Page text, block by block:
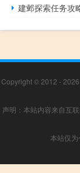
建邺探索任务攻
Copyright © 2012 - 2026
声明：本站内容来自互
本站仅